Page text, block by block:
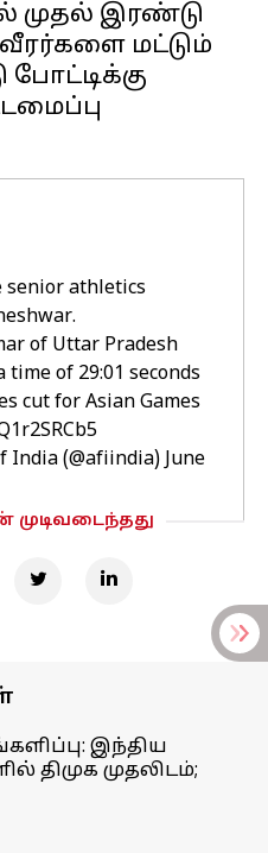
முதல் இரண்டு
மட்டும்
athletics
of Uttar Pradesh
of 29:01 seconds
cut for Asian Games
India (@afiindia) June
முடிவடைந்தது
இந்திய
திமுக முதலிடம்;